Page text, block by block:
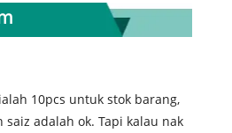
10pcs untuk stok barang,
adalah ok. Tapi kalau nak